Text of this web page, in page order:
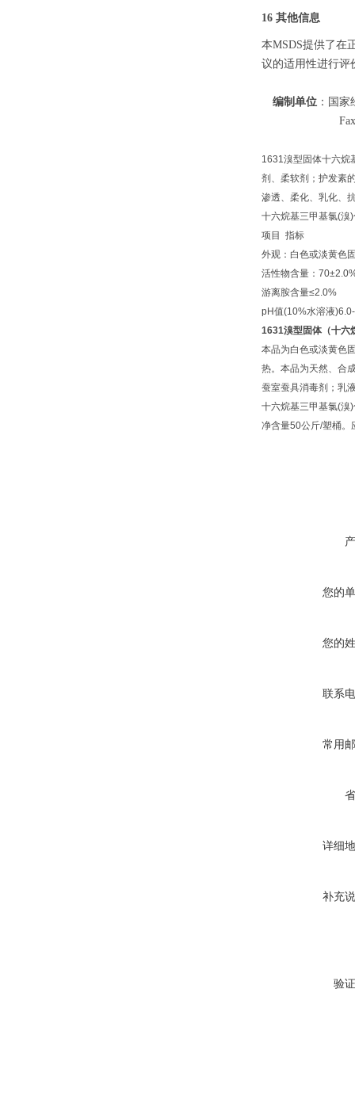
16 其他信息
本MSDS提供了在
议的适用性进行评
编制单位 ：国
Fax
1631溴型固体十六烷
剂、柔软剂；护发素
渗透、柔化、乳化、
十六烷基三甲基氯(溴
项目 指标
外观：白色或淡黄色
活性物含量：
游离胺含量≤2.0%
pH值(10%水溶液
1631溴型固体（十六
本品为白色或淡黄色
热。本品为天然、合
蚕室蚕具消毒剂；乳
十六烷基三甲基氯(溴
净含量50公斤/塑桶。
您的
您的
联系
常用
详细
补充
验